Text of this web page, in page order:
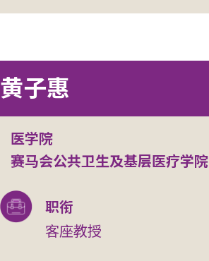
黄子惠
医学院
赛马会公共卫生及基层医疗学院
职衔
客座教授